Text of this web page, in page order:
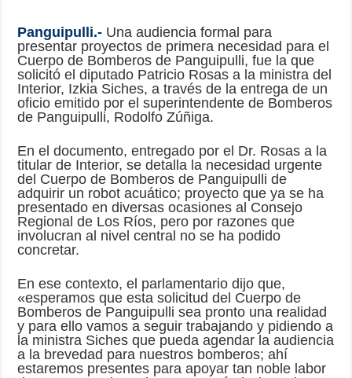
Panguipulli.- Una audiencia formal para
presentar proyectos de primera necesidad para el
Cuerpo de Bomberos de Panguipulli, fue la que
solicitó el diputado Patricio Rosas a la ministra del
Interior, Izkia Siches, a través de la entrega de un
oficio emitido por el superintendente de Bomberos
de Panguipulli, Rodolfo Zúñiga.
En el documento, entregado por el Dr. Rosas a la
titular de Interior, se detalla la necesidad urgente
del Cuerpo de Bomberos de Panguipulli de
adquirir un robot acuático; proyecto que ya se ha
presentado en diversas ocasiones al Consejo
Regional de Los Ríos, pero por razones que
involucran al nivel central no se ha podido
concretar.
En ese contexto, el parlamentario dijo que,
«esperamos que esta solicitud del Cuerpo de
Bomberos de Panguipulli sea pronto una realidad
y para ello vamos a seguir trabajando y pidiendo a
la ministra Siches que pueda agendar la audiencia
a la brevedad para nuestros bomberos; ahí
estaremos presentes para apoyar tan noble labor